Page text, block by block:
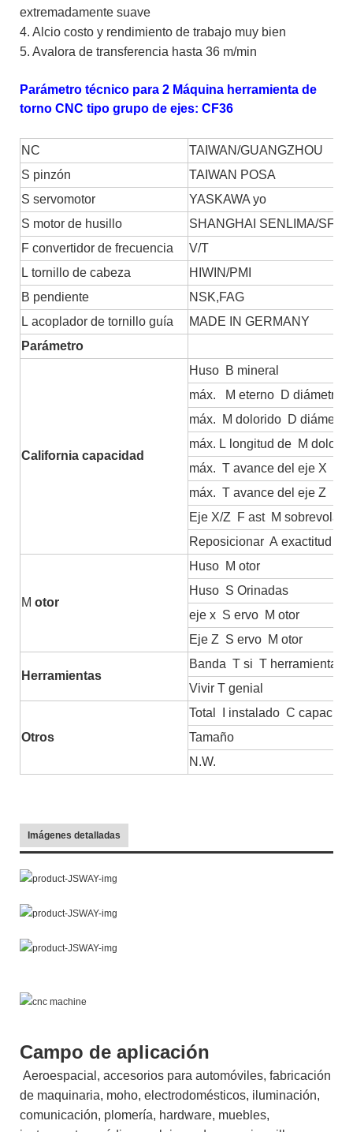
extremadamente suave
4. Alcio costo y rendimiento de trabajo muy bien
5. Avalora de transferencia hasta 36 m/min
Parámetro técnico para 2 Máquina herramienta de
torno CNC tipo grupo de ejes: CF36
NC
TAIWAN/GUANGZHOU
S pinzón
TAIWAN POSA
S servomotor YASKAWA yo
S motor de husillo
SHANGHAI SENLIMA/SFC
F convertidor de frecuencia
V/T
L tornillo de cabeza
HIWIN/PMI
B pendiente
NSK,FAG
L acoplador de tornillo guía
MADE IN GERMANY
Parámetro
California capacidad
Huso B mineral
máx.
M eterno D diámetro:
máx.
M dolorido D diámetro
máx. L longitud de M
máx. T avance del eje X
máx. T avance del eje Z
Eje X/Z
F ast M
Reposicionar A exactitud
M otor
Huso M otor
Huso S Orinadas
eje x S ervo M otor
Eje Z S ervo M otor
Herramientas
Banda T si T herramientas
Vivir T genial
Otros
Total instalado C
Tamaño
N.W.
Imágenes detalladas
Campo de aplicación
Aeroespacial, accesorios para automóviles, fabricación
de maquinaria, moho, electrodomésticos, iluminación,
comunicación, plomería, hardware, muebles,